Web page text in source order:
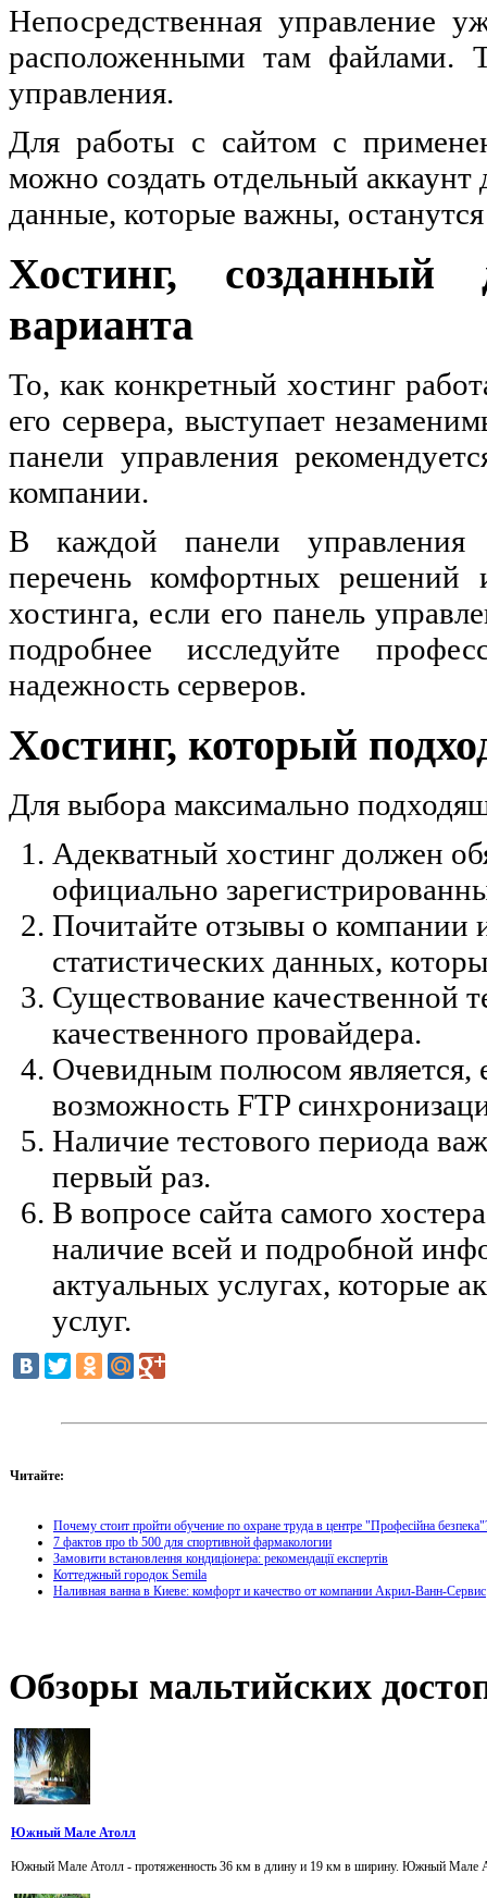
Непосредственная управление
расположенными там файлами.
управления.
Для работы с сайтом с
можно создать отдельный
данные, которые важны,
Хостинг,
варианта
То, как конкретный хостинг
его сервера, выступает
панели управления
компании.
В каждой панели управления
перечень комфортных решений
хостинга, если его панель
подробнее исследуйте
надежность серверов.
Хостинг, который
Для выбора максимально
Адекватный хостинг должен
официально
Почитайте отзывы о
статистических данных,
Существование качественной
качественного провайдера.
Очевидным полюсом является,
возможность FTP
Наличие тестового периода
первый раз.
В вопросе сайта самого
наличие всей и подробной
актуальных услугах, которые
услуг.
Читайте:
Почему стоит пройти обучение по охране труда в центре "Професійна
7 фактов про tb 500 для спортивной фармакологии
Замовити встановлення кондиціонера: рекомендації експертів
Коттеджный городок Semila
Наливная ванна в Киеве: комфорт и качество от компании Акрил-Ванн-Сервис
Обзоры мальтийских
Южный Мале Атолл
Южный Мале Атолл - протяженность 36 км в длину и 19 км в ширину. Южный Мале